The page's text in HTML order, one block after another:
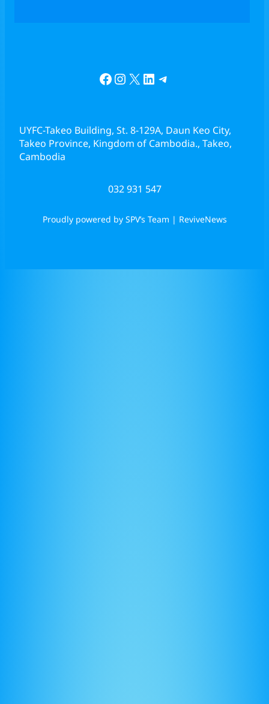
Facebook
Instagram
X LinkedIn
Telegram
UYFC-Takeo Building, St. 8-129A, Daun Keo City,
Takeo Province, Kingdom of Cambodia., Takeo,
Cambodia
032 931 547
Proudly powered by SPV’s Team | ReviveNews